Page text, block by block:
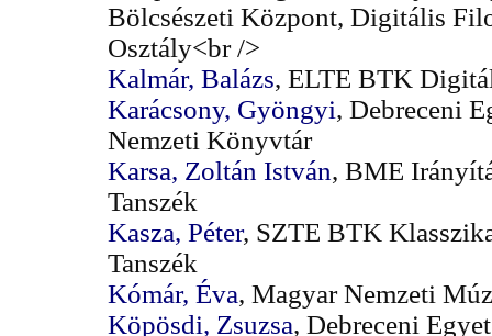
Bölcsészeti Központ, Digitális
Osztály<br />
Kalmár, Balázs, ELTE BTK
Karácsony, Gyöngyi, Debreceni
Nemzeti Könyvtár
Karsa, Zoltán István, BME
Tanszék
Kasza, Péter, SZTE BTK
Tanszék
Kómár, Éva, Magyar Nemzeti
Köpösdi, Zsuzsa, Debreceni